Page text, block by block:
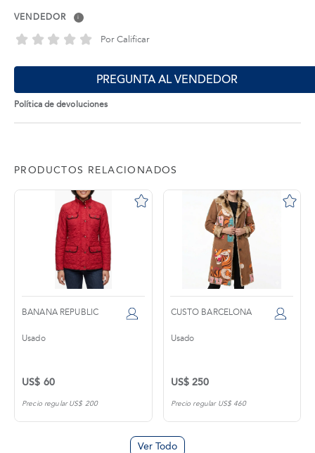
VENDEDOR i
Por Calificar
PREGUNTA AL VENDEDOR
Política de devoluciones
PRODUCTOS RELACIONADOS
BANANA REPUBLIC
Usado
US$ 60
Precio regular US$ 200
CUSTO BARCELONA
Usado
US$ 250
Precio regular US$ 460
Ver Todo